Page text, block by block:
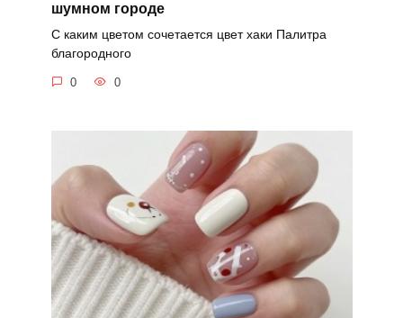
шумном городе
С каким цветом сочетается цвет хаки Палитра
благородного
0 0